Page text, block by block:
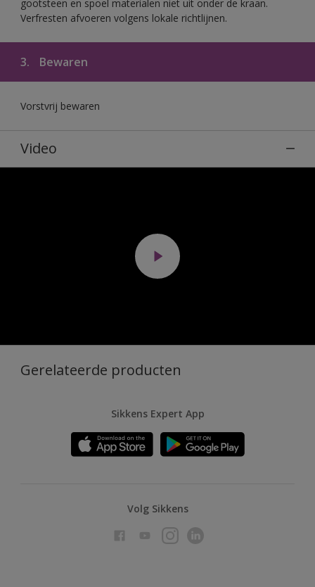
gootsteen en spoel materialen niet uit onder de kraan.
Verfresten afvoeren volgens lokale richtlijnen.
3. Bewaren
Vorstvrij bewaren
Video
Gerelateerde producten
Sikkens Expert App
Volg Sikkens